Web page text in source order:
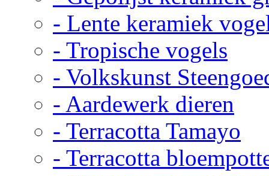
- Lente keramiek
- Tropische vogels
- Volkskunst
- Aardewerk dieren
- Terracotta Tamayo
- Terracotta